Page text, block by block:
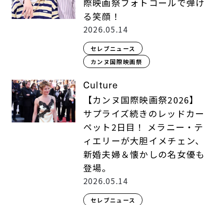
る笑顔！
2026.05.14
セレブニュース
カンヌ国際映画祭
Culture
【カンヌ国際映画祭2026】
サプライズ続きのレッドカー
ペット2日目！ メラニー・テ
ィエリーが大胆イメチェン、
新婚夫婦＆懐かしの名女優も
登場。
2026.05.14
セレブニュース